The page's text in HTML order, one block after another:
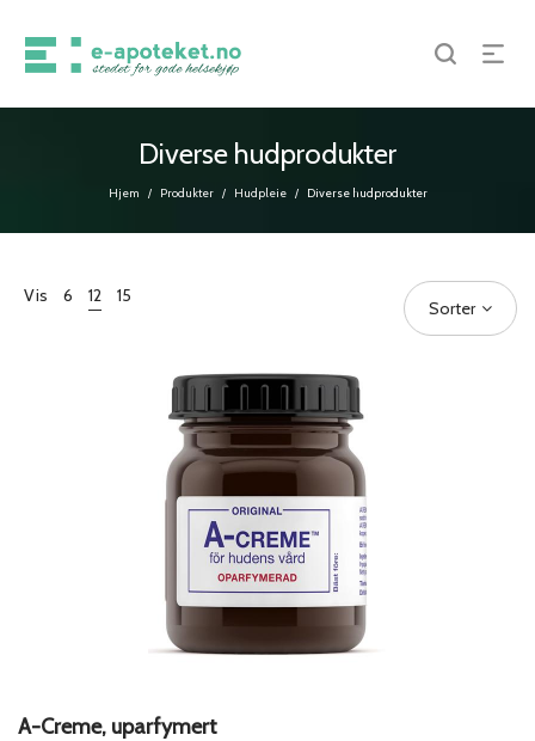
Diverse hudprodukter
Hjem / Produkter / Hudpleie / Diverse hudprodukter
Vis 6 12 15
Sorter
A-Creme, uparfymert